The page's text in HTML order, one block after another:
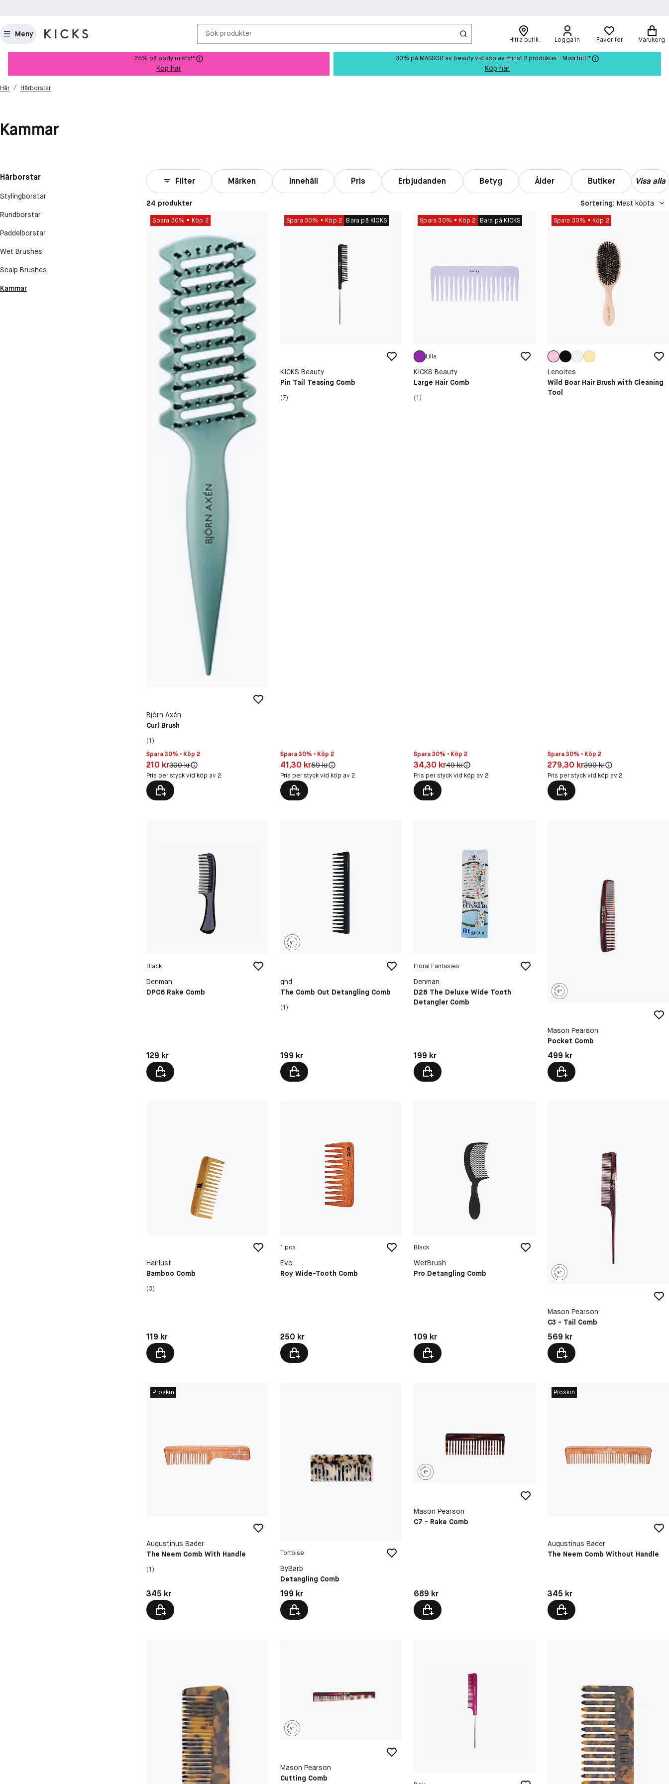
Meny Sök produkter
Hitta butik Logga in Favoriter Varukorg
25% på body mists!*
Köp här
30% på MASSOR av beauty vid köp av minst 2 produkter - Mixa fritt!*
Köp här
Hår / Hårborstar
Kammar
Hårborstar
Stylingborstar
Rundborstar
Paddelborstar
Wet Brushes
Scalp Brushes
Kammar
Filter Märken Innehåll Pris Erbjudanden Betyg Ålder Butiker Visa alla
24 produkter Sortering: Mest köpta
Spara 30% Köp 2
Björn Axén
Curl Brush
(1)
Spara 30% • Köp 2
Pris: 210 kr
210 krOriginal pris:
300 kr
Pris per styck vid köp av 2
Spara 30% Köp 2 Bara på KICKS
KICKS Beauty
Pin Tail Teasing Comb
(7)
Spara 30% • Köp 2
Pris: 41,30 kr
41,30 krOriginal pris:
59 kr
Pris per styck vid köp av 2
Spara 30% Köp 2 Bara på KICKS
Lilla
KICKS Beauty
Large Hair Comb
(1)
Spara 30% • Köp 2
Pris: 34,30 kr
34,30 krOriginal pris:
49 kr
Pris per styck vid köp av 2
Spara 30% Köp 2
Lenoites
Wild Boar Hair Brush with Cleaning
Tool
Spara 30% • Köp 2
Pris: 279,30 kr
279,30 krOriginal pris:
399 kr
Pris per styck vid köp av 2
Black
Denman
DPC6 Rake Comb
Pris: 129 kr
129 kr
ghd
The Comb Out Detangling Comb
(1)
Pris: 199 kr
199 kr
Floral Fantasies
Denman
D28 The Deluxe Wide Tooth
Detangler Comb
Pris: 199 kr
199 kr
Mason Pearson
Pocket Comb
Pris: 499 kr
499 kr
Hairlust
Bamboo Comb
(3)
Pris: 119 kr
119 kr
1 pcs
Evo
Roy Wide-Tooth Comb
Pris: 250 kr
250 kr
Black
WetBrush
Pro Detangling Comb
Pris: 109 kr
109 kr
Mason Pearson
C3 - Tail Comb
Pris: 569 kr
569 kr
Proskin
Augustinus Bader
The Neem Comb With Handle
(1)
Pris: 345 kr
345 kr
Tortoise
ByBarb
Detangling Comb
Pris: 199 kr
199 kr
Mason Pearson
C7 - Rake Comb
Pris: 689 kr
689 kr
Proskin
Augustinus Bader
The Neem Comb Without Handle
Pris: 345 kr
345 kr
Mason Pearson
Cutting Comb